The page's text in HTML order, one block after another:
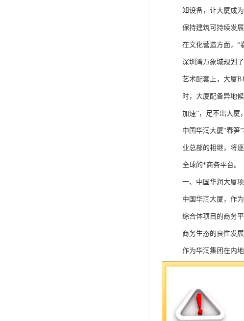
知设备，让大厦成
保持建筑可持续发
在文化营造方面，“
深圳湾万象城规划
艺术配套上，大厦
时，大厦配备异地
加速”，足不出大厦
中国华润大厦“春笋
业总部的相继，将
全球的*商务平台。
一、中国华润大厦
中国华润大厦，作
综合体项目的商务
商务生态的良性发展
作为华润集团在内
出来，而建成后“春
力量。同时，建筑
与59台日立高速电
入驻中国华润大厦